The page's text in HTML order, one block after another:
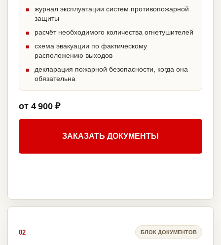
журнал эксплуатации систем противопожарной
защиты
расчёт необходимого количества огнетушителей
схема эвакуации по фактическому
расположению выходов
декларация пожарной безопасности, когда она
обязательна
от 4 900 ₽
ЗАКАЗАТЬ ДОКУМЕНТЫ
02 БЛОК ДОКУМЕНТОВ